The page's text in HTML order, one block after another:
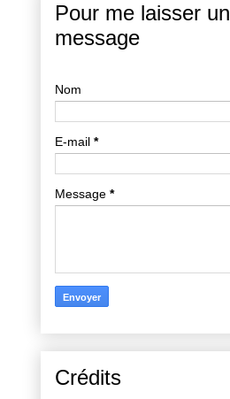
Pour me laisser un
message
Nom
E-mail *
Message *
Crédits